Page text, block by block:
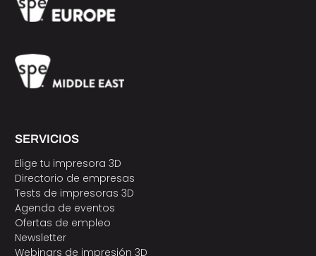
SERVICIOS
Elige tu impresora 3D
Directorio de empresas
Tests de impresoras 3D
Agenda de eventos
Ofertas de empleo
Newsletter
Webinars de impresión 3D